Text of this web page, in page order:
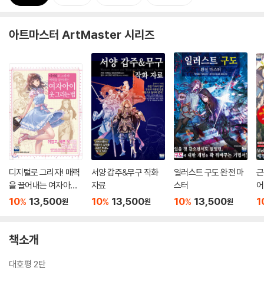
아트마스터 ArtMaster 시리즈
디지털로 그리자! 매력
을 끌어내는 여자아이
옷 그리는 법
10% 13,500원
서양 갑주&무구 작화
자료
10% 13,500원
일러스트 구도 완전 마
스터
10% 13,500원
책소개
대호평 2탄